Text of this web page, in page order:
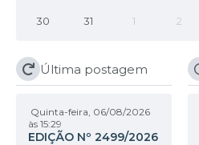
30 31 1 2
Última postagem
EDIÇÃO Nº 2499/2026
Quinta-feira 06/08/2026
15:29